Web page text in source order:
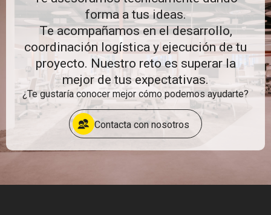
forma a tus ideas.
Te acompañamos en el desarrollo,
coordinación logística y ejecución de tu
proyecto. Nuestro reto es superar la
mejor de tus expectativas.
¿Te gustaría conocer mejor cómo podemos ayudarte?
Contacta con nosotros